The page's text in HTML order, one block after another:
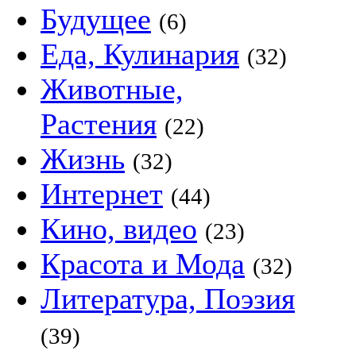
Будущее (6)
Еда, Кулинария (32)
Животные,
Растения (22)
Жизнь (32)
Интернет (44)
Кино, видео (23)
Красота и Мода (32)
Литература, Поэзия
(39)